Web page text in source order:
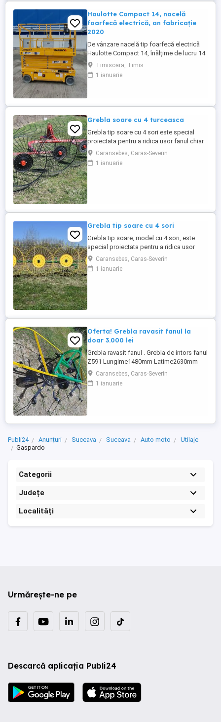
Haulotte Compact 14, nacelă
foarfecă electrică, an fabricație
2020
De vânzare nacelă tip foarfecă electrică
Haulotte Compact 14, înălțime de lucru 14
m, an fabricație 2020, ore funcționare 570,
stare foarte bună de funcționarepreț 7000
euro +TVA
Timisoara, Timis
1 ianuarie
Grebla soare cu 4 turceasca
Grebla tip soare cu 4 sori este special
proiectata pentru a ridica usor fanul chiar
de pe un teren accidentat.De asemenea
aceasta grebla poate fi utilizata pentru
adunat,rasfirat sau intors fanul. Transport
Caransebes, Caras-Severin
1 ianuarie
Grebla tip soare cu 4 sori
Grebla tip soare, model cu 4 sori, este
special proiectata pentru a ridica usor
fanul chiar de pe un teren accidentat. De
asemenea aceasta grebla poate fi utilizata
pentru adunat,rasfirat sau intors fanul. La
Caransebes, Caras-Severin
1 ianuarie
Oferta! Grebla ravasit fanul la
doar 3.000 lei
Grebla ravasit fanul . Grebla de intors fanul
Z591 Lungime1480mm Latime2630mm
Inaltime1100mm Greutate170K gLatimea
de lucru -intors2,63m Turatia prizei de
putere540 rot min Numar rotatii ale
Caransebes, Caras-Severin
1 ianuarie
Publi24 Anunțuri Suceava Suceava Auto moto
Utilaje
Gaspardo
Categorii
Județe
Localități
Urmărește-ne pe
Descarcă aplicația Publi24